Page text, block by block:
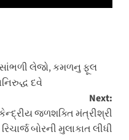
સાંભળી લેજો, કમળનુ ફૂલ
દવે
Next:
જળશક્તિ મંત્રીશ્રી
બોરની મુલાકાત લીધી